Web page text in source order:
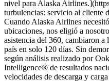
nivel para Alaska
turbulencias: servicio al cliente
Cuando Alaska Airlines
ubicaciones, nos eligió a
asistencia del 360, cambiaron a
país en solo 120 días. Sin
según análisis realizado por
Intelligence® de resultados
velocidades de descarga y